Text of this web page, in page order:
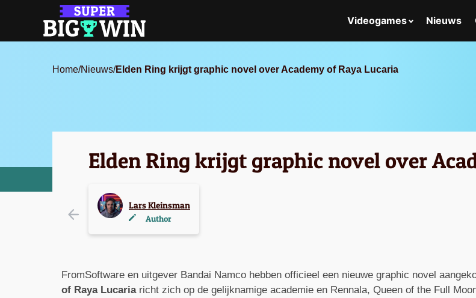
Videogames Nieuws
Home/Nieuws/Elden Ring krijgt graphic novel over Academy of Raya Lucaria
Elden Ring krijgt graphic novel over
Lars Kleinsman
Author
FromSoftware en uitgever Bandai Namco hebben officieel een nieuwe graphic novel
of Raya Lucariaricht zich op de gelijknamige academie en Rennala, Queen of the Full